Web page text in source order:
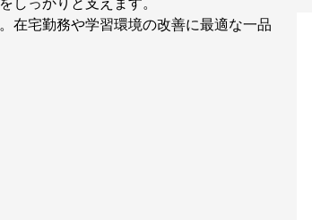
しっかりと支えます。
在宅勤務や学習環境の改善に最適な一品